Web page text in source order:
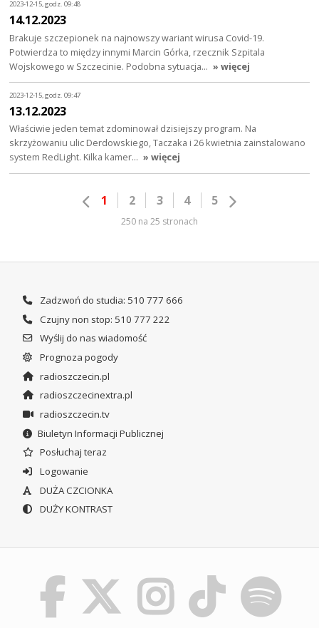
2023-12-15, godz. 09:48
14.12.2023
Brakuje szczepionek na najnowszy wariant wirusa Covid-19.
Potwierdza to między innymi Marcin Górka, rzecznik Szpitala
Wojskowego w Szczecinie. Podobna sytuacja… » więcej
2023-12-15, godz. 09:47
13.12.2023
Właściwie jeden temat zdominował dzisiejszy program. Na
skrzyżowaniu ulic Derdowskiego, Taczaka i 26 kwietnia zainstalowano
system RedLight. Kilka kamer… » więcej
1 2 3 4 5
250 na 25 stronach
Zadzwoń do studia: 510 777 666
Czujny non stop: 510 777 222
Wyślij do nas wiadomość
Prognoza pogody
radioszczecin.pl
radioszczecinextra.pl
radioszczecin.tv
Biuletyn Informacji Publicznej
Posłuchaj teraz
Logowanie
DUŻA CZCIONKA
DUŻY KONTRAST